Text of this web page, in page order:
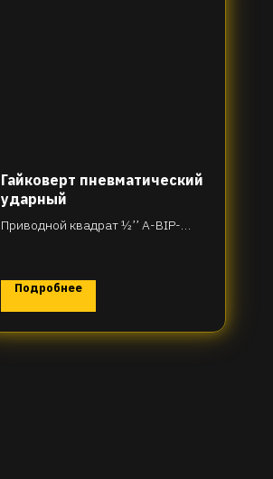
Гайковерт пневматический
ударный
Приводной квадрат ½’’ A-BIP-
Подробнее